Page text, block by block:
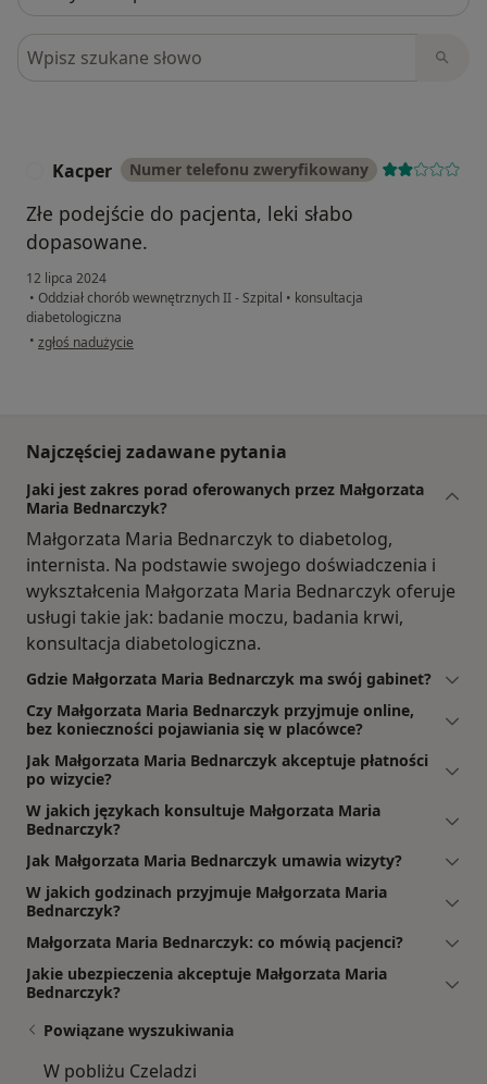
Szukaj w opiniach
Kacper Numer telefonu zweryfikowany
Złe podejście do pacjenta, leki słabo
dopasowane.
12 lipca 2024
• Oddział chorób wewnętrznych II - Szpital • konsultacja
diabetologiczna
• w opinii użytkownika Kacper
zgłoś nadużycie
Najczęściej zadawane pytania
Jaki jest zakres porad oferowanych przez Małgorzata
Maria Bednarczyk?
Małgorzata Maria Bednarczyk to diabetolog,
internista. Na podstawie swojego doświadczenia i
wykształcenia Małgorzata Maria Bednarczyk oferuje
usługi takie jak: badanie moczu, badania krwi,
konsultacja diabetologiczna.
Gdzie Małgorzata Maria Bednarczyk ma swój gabinet?
Czy Małgorzata Maria Bednarczyk przyjmuje online,
bez konieczności pojawiania się w placówce?
Jak Małgorzata Maria Bednarczyk akceptuje płatności
po wizycie?
W jakich językach konsultuje Małgorzata Maria
Bednarczyk?
Jak Małgorzata Maria Bednarczyk umawia wizyty?
W jakich godzinach przyjmuje Małgorzata Maria
Bednarczyk?
Małgorzata Maria Bednarczyk: co mówią pacjenci?
Jakie ubezpieczenia akceptuje Małgorzata Maria
Bednarczyk?
Powiązane wyszukiwania
W pobliżu Czeladzi